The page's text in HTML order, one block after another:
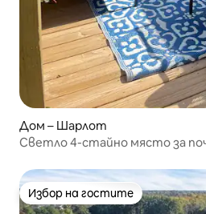
Дом – Шарлот
Светло 4-стайно място за
Избор на гостите
Избор на гостите